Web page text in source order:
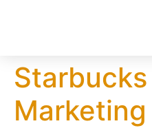
Marketing